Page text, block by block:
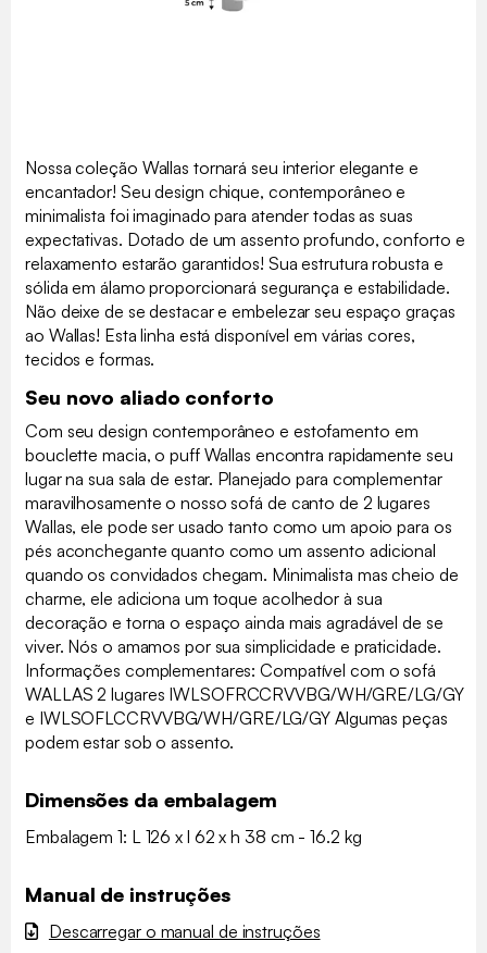
Nossa coleção Wallas tornará seu interior elegante e
encantador! Seu design chique, contemporâneo e
minimalista foi imaginado para atender todas as suas
expectativas. Dotado de um assento profundo, conforto e
relaxamento estarão garantidos! Sua estrutura robusta e
sólida em álamo proporcionará segurança e estabilidade.
Não deixe de se destacar e embelezar seu espaço graças
ao Wallas! Esta linha está disponível em várias cores,
tecidos e formas.
Seu novo aliado conforto
Com seu design contemporâneo e estofamento em
bouclette macia, o puff Wallas encontra rapidamente seu
lugar na sua sala de estar. Planejado para complementar
maravilhosamente o nosso sofá de canto de 2 lugares
Wallas, ele pode ser usado tanto como um apoio para os
pés aconchegante quanto como um assento adicional
quando os convidados chegam. Minimalista mas cheio de
charme, ele adiciona um toque acolhedor à sua
decoração e torna o espaço ainda mais agradável de se
viver. Nós o amamos por sua simplicidade e praticidade.
Informações complementares: Compatível com o sofá
WALLAS 2 lugares IWLSOFRCCRVVBG/WH/GRE/LG/GY
e IWLSOFLCCRVVBG/WH/GRE/LG/GY Algumas peças
podem estar sob o assento.
Dimensões da embalagem
Embalagem 1: L 126 x l 62 x h 38 cm - 16.2 kg
Manual de instruções
Descarregar o manual de instruções